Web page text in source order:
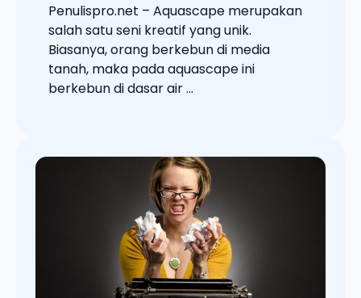
Penulispro.net – Aquascape merupakan
salah satu seni kreatif yang unik.
Biasanya, orang berkebun di media
tanah, maka pada aquascape ini
berkebun di dasar air ...